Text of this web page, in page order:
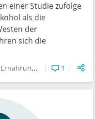
einer Studie zufolge
als die
der
sich die
Ernährungsmedizin 1